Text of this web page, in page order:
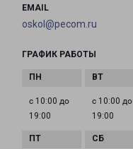
EMAIL
oskol@pecom.ru
ГРАФИК РАБОТЫ
с 10:00 до
19:00
с 10:00 до
19:00